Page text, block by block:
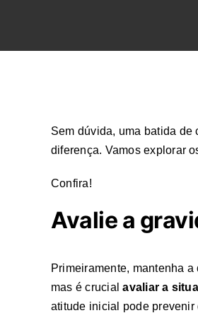
Sem dúvida, uma batida de
diferença. Vamos explorar
Confira!
Avalie a
Primeiramente, mantenha
mas é crucialavaliar a
atitude inicial pode